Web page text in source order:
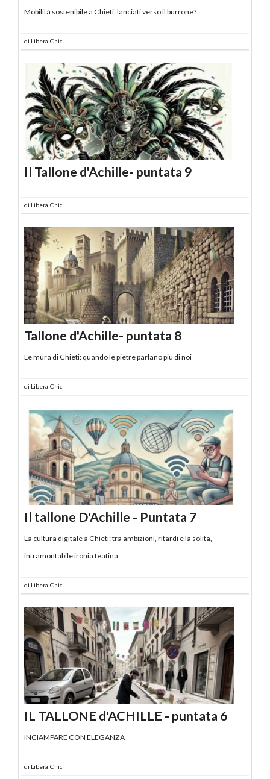
Mobilità sostenibile a Chieti: lanciati verso il burrone?
di LiberalChic
Il Tallone d'Achille- puntata 9
di LiberalChic
Tallone d'Achille- puntata 8
Le mura di Chieti: quando le pietre parlano più di noi
di LiberalChic
Il tallone D'Achille - Puntata 7
La cultura digitale a Chieti: tra ambizioni, ritardi e la solita,
intramontabile ironia teatina
di LiberalChic
IL TALLONE d'ACHILLE - puntata 6
INCIAMPARE CON ELEGANZA
di LiberalChic